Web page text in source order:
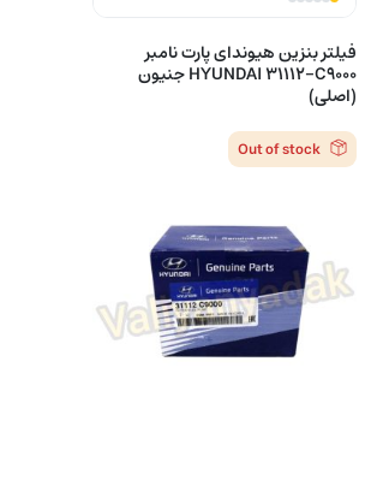
فیلتر بنزین هیوندای پارت نامبر
HYUNDAI 31112-C9000 جنیون
(اصلی)
Out of stock